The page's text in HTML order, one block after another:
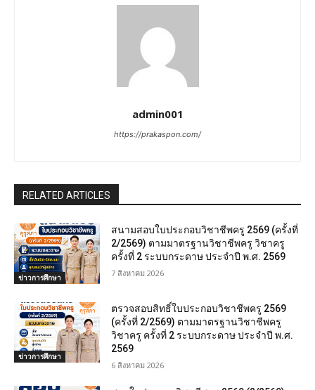
admin001
https://prakaspon.com/
RELATED ARTICLES
ข่าวการศึกษา
สนามสอบใบประกอบวิชาชีพครู 2569 (ครั้งที่
2/2569) ตามมาตรฐานวิชาชีพครู วิชาครู
ครั้งที่ 2 ระบบกระดาษ ประจำปี พ.ศ. 2569
7 สิงหาคม 2026
ข่าวการศึกษา
ตรวจสอบสิทธิ์ใบประกอบวิชาชีพครู 2569
(ครั้งที่ 2/2569) ตามมาตรฐานวิชาชีพครู
วิชาครู ครั้งที่ 2 ระบบกระดาษ ประจำปี พ.ศ.
2569
6 สิงหาคม 2026